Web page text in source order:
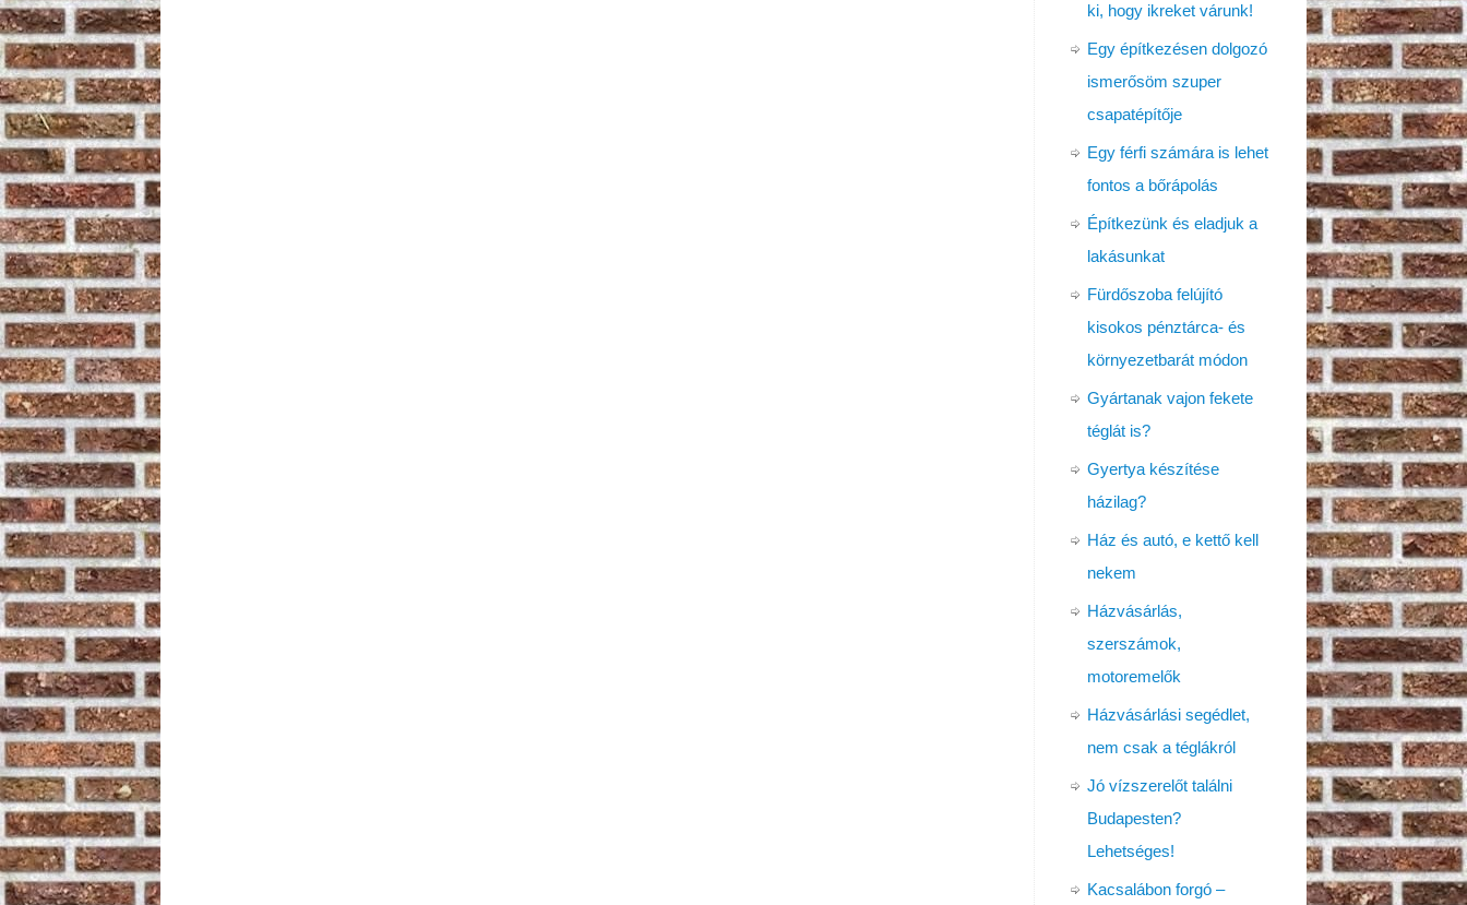
ki, hogy ikreket várunk!
Egy építkezésen dolgozó
ismerősöm szuper
csapatépítője
Egy férfi számára is lehet
fontos a bőrápolás
Építkezünk és eladjuk a
lakásunkat
Fürdőszoba felújító
kisokos pénztárca- és
környezetbarát módon
Gyártanak vajon fekete
téglát is?
Gyertya készítése
házilag?
Ház és autó, e kettő kell
nekem
Házvásárlás,
szerszámok,
motoremelők
Házvásárlási segédlet,
nem csak a téglákról
Jó vízszerelőt találni
Budapesten?
Lehetséges!
Kacsalábon forgó –